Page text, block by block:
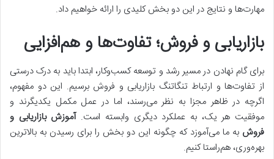
مهارت‌ها و نتایج در این دو بخش کلیدی را ارائه خواهیم داد.
بازاریابی و فروش؛ تفاوت‌ها و هم‌افزایی
برای گام نهادن در مسیر رشد و توسعه کسب‌وکار، ابتدا باید به درک درستی
از تفاوت‌ها و ارتباط تنگاتنگ بازاریابی و فروش برسیم. این دو مفهوم،
اگرچه در ظاهر مجزا به نظر می‌رسند، اما در عمل مکمل یکدیگرند و
موفقیت هر یک، به عملکرد دیگری وابسته است.آموزش بازاریابی و
فروش به ما می‌آموزد که چگونه این دو بخش را برای رسیدن به بالاترین
بهره‌وری، هم‌راستا کنیم.